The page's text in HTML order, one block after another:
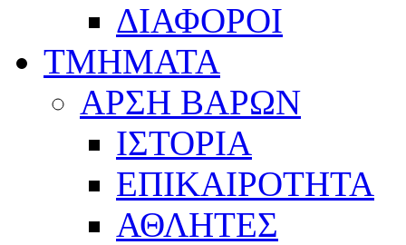
ΔΙΑΦΟΡΟΙ
ΤΜΗΜΑΤΑ
ΑΡΣΗ ΒΑΡΩΝ
ΙΣΤΟΡΙΑ
ΕΠΙΚΑΙΡΟΤΗΤΑ
ΑΘΛΗΤΕΣ